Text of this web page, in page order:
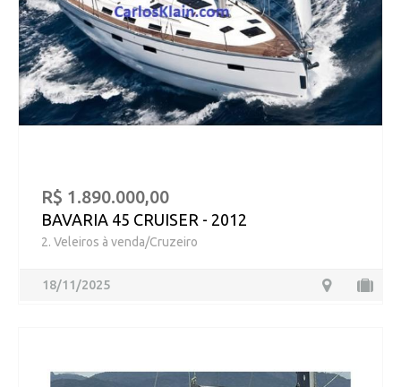
R$ 1.890.000,00
BAVARIA 45 CRUISER - 2012
2. Veleiros à venda/Cruzeiro
18/11/2025